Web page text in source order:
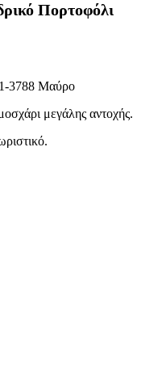
Πορτοφόλι
1-3788 Μαύρο
μεγάλης αντοχής.